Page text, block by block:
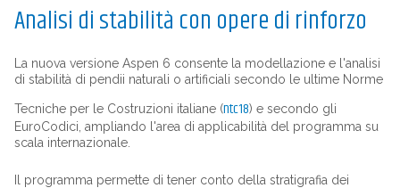
Analisi di stabilità con opere di rinforzo
La nuova versione Aspen 6 consente la modellazione e l'analisi
di stabilità di pendii naturali o artificiali secondo le ultime Norme
Tecniche per le Costruzioni italiane (ntc18) e secondo gli
EuroCodici, ampliando l'area di applicabilità del programma su
scala internazionale.
Il programma permette di tener conto della stratigrafia dei